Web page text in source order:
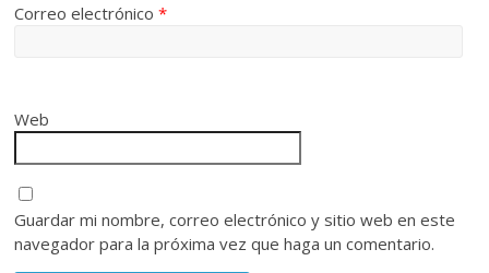
Correo electrónico*
Web
Guardar mi nombre, correo electrónico y sitio web en este
navegador para la próxima vez que haga un comentario.